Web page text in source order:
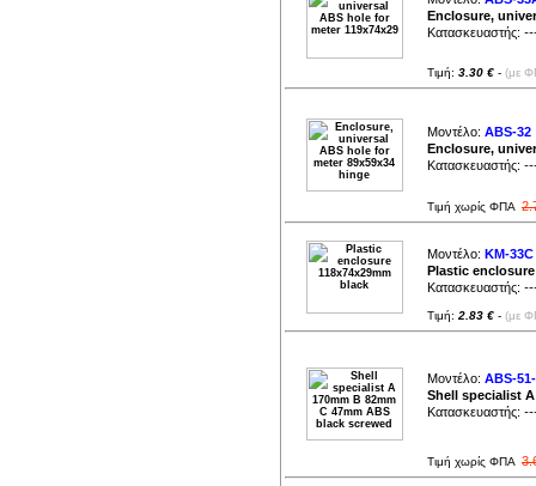
Enclosure,
Κατασκευαστής:
Τιμή: 3.30 € - (με
Μοντέλο: ABS-32
Enclosure,
Κατασκευαστής:
Τιμή χωρίς ΦΠΑ
Μοντέλο: KM-33C
Plastic
Κατασκευαστής:
Τιμή: 2.83 € - (με
Μοντέλο: ABS-
Shell specialist
Κατασκευαστής:
Τιμή χωρίς ΦΠΑ